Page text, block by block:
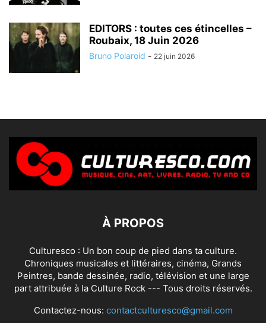
EDITORS : toutes ces étincelles –
Roubaix, 18 Juin 2026
Bruno Polaroid - 22 juin 2026
À PROPOS
Culturesco : Un bon coup de pied dans ta culture.
Chroniques musicales et littéraires, cinéma, Grands
Peintres, bande dessinée, radio, télévision et une large
part attribuée à la Culture Rock --- Tous droits réservés.
Contactez-nous: contactculturesco@gmail.com